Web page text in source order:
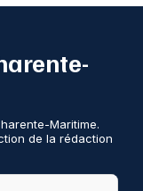
Maritime.
de la rédaction